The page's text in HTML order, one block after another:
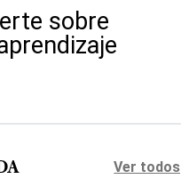
sobre
Ver todos